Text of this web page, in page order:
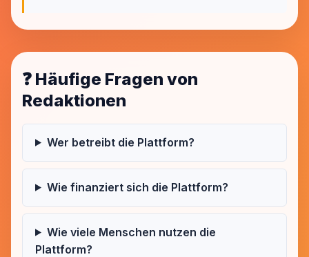
❓ Häufige Fragen von
Redaktionen
Wer betreibt die Plattform?
Wie finanziert sich die Plattform?
Wie viele Menschen nutzen die
Plattform?